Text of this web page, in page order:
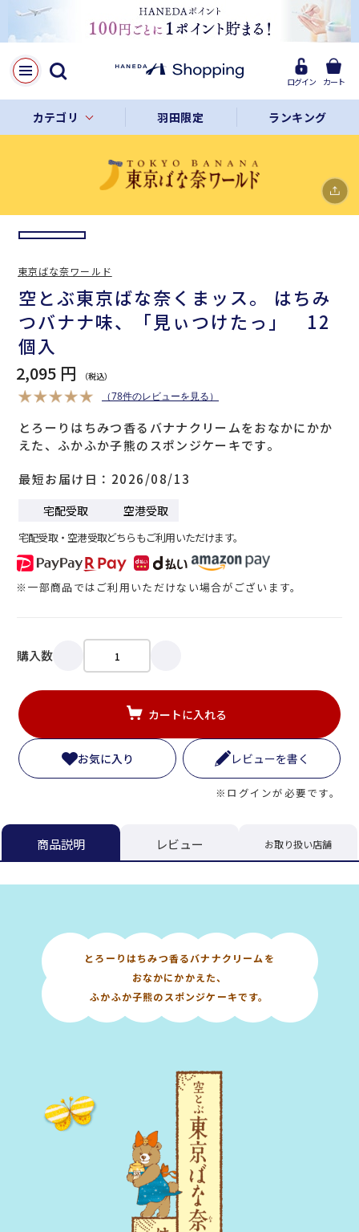
ログイン カート
カテゴリ 羽田限定 ランキング
LINE
リンクをコピー
空とぶ東京ばな奈くまッス。 はちみ
つバナナ味、「見ぃつけたっ」 12
個入
とろーりはちみつ香るバナナクリームをおなかにかか
えた、ふかふか子熊のスポンジケーキです。
2,095 円
（78件のレビューを見る）
最短お届け日 2026/08/13
宅配受取 空港受取
宅配受取・空港受取どちらもご利用いただけます。
※一部商品ではご利用いただけない場合がございます。
購入数
カートに入れる
お気に入り レビューを書く
※ログインが必要です。
東京ばな奈ワールド
商品説明 レビュー お取り扱い店舗
とろーりはちみつ香るバナナクリームを
おなかにかかえた、
ふかふか子熊のスポンジケーキです。